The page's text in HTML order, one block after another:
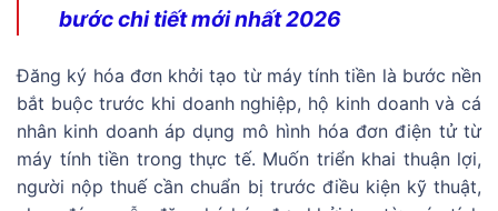
bước chi tiết mới nhất 2026
Đăng ký hóa đơn khởi tạo từ máy tính tiền là bước nền
bắt buộc trước khi doanh nghiệp, hộ kinh doanh và cá
nhân kinh doanh áp dụng mô hình hóa đơn điện tử từ
máy tính tiền trong thực tế. Muốn triển khai thuận lợi,
người nộp thuế cần chuẩn bị trước điều kiện kỹ thuật,